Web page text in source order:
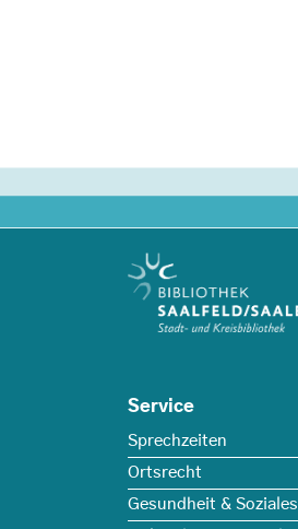
Service
Sprechzeiten
Ortsrecht
Gesundheit & Soziales